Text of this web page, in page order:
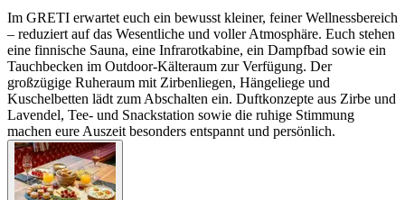
Im GRETI erwartet euch ein bewusst kleiner, feiner Wellnessbereich
– reduziert auf das Wesentliche und voller Atmosphäre. Euch stehen
eine finnische Sauna, eine Infrarotkabine, ein Dampfbad sowie ein
Tauchbecken im Outdoor-Kälteraum zur Verfügung. Der
großzügige Ruheraum mit Zirbenliegen, Hängeliege und
Kuschelbetten lädt zum Abschalten ein. Duftkonzepte aus Zirbe und
Lavendel, Tee- und Snackstation sowie die ruhige Stimmung
machen eure Auszeit besonders entspannt und persönlich.